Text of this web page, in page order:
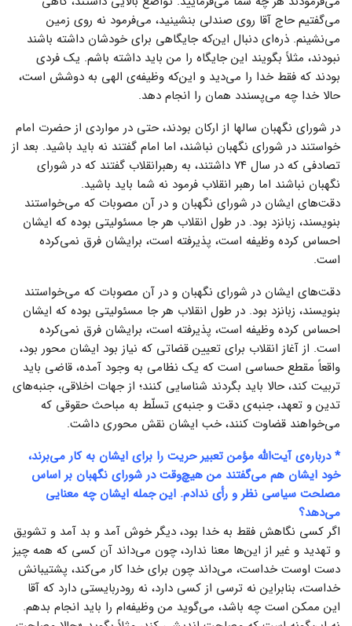
می‌گفتیم حاج آقا روی صندلی بنشینید، می‌فرمود نه روی زمین
می‌نشینم. ذره‌ای دنبال این‌که جایگاهی برای خودشان داشته باشند
نبودند، مثلاً بگویند این جایگاه را من باید داشته باشم. یک فردی
بودند که فقط خدا را می‌دید و این‌که وظیفه‌ی الهی به دوشش است،
حالا خدا چه می‌پسندد همان را انجام دهد.
در شورای نگهبان سالها از ارکان بودند، حتی در مواردی از حضرت امام
خواستند در شورای نگهبان نباشند، اما امام گفتند نه باید باشید. بعد از
تصادفی که در سال ۷۴ داشتند، به رهبرانقلاب گفتند که در شورای
نگهبان نباشند اما رهبر انقلاب فرمود نه شما باید باشید.
دقت‌های ایشان در شورای نگهبان و در آن مصوبات که می‌خواستند
بنویسند، زبانزد بود. در طول انقلاب هر جا مسئولیتی بوده که ایشان
احساس کرده وظیفه است، پذیرفته است، برایشان فرق نمی‌کرده
است.
دقت‌های ایشان در شورای نگهبان و در آن مصوبات که می‌خواستند
بنویسند، زبانزد بود. در طول انقلاب هر جا مسئولیتی بوده که ایشان
احساس کرده وظیفه است، پذیرفته است، برایشان فرق نمی‌کرده
است. از آغاز انقلاب برای تعیین قضاتی که نیاز بود ایشان محور بود،
واقعاً مقطع حساسی است که یک نظامی به وجود آمده، قاضی باید
تربیت کند، ‌حالا باید بگردند شناسایی کنند؛ از جهات اخلاقی، جنبه‌های
تدین و تعهد، جنبه‌ی دقت‌ و جنبه‌ی تسلّط‌ به مباحث حقوقی که
می‌خواهند قضاوت کنند، خب ایشان نقش محوری داشت.
* درباره‌ی آیت‌الله مؤمن تعبیر حریت را برای ایشان به کار می‌برند،
خود ایشان هم می‌گفتند من هیچ‌وقت در شورای نگهبان بر اساس
مصلحت سیاسی نظر و رأی ندادم. این جمله ایشان چه معنایی
می‌دهد؟
اگر کسی نگاهش فقط به خدا بود، دیگر خوش آمد و بد آمد و تشویق
و تهدید و غیر از این‌ها معنا ندارد، چون می‌داند آن کسی که همه چیز
دست اوست خداست، می‌داند چون برای خدا کار می‌کند، پشتیبانش
خداست، بنابراین نه ترسی از کسی دارد، نه رودربایستی دارد که آقا
این ممکن است چه باشد، می‌گوید من وظیفه‌ام را باید انجام بدهم.